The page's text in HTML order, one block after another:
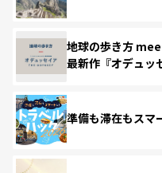
地球の歩き方
最新作『オデュッ
準備も滞在もス